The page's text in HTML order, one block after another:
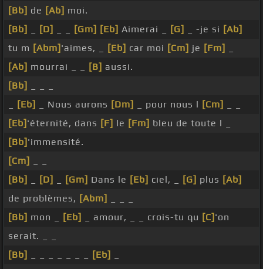
[Bb] de [Ab] moi.
[Bb]
[D] [Gm] [Eb] Aimerai _ [G] _ -je si [Ab]
tu m [Abm] 'aimes, _ [Eb] car moi [Cm] je [Fm]
[Ab] mourrai _ _ [B] aussi.
[Bb]
[Eb] _ Nous aurons [Dm] _ pour nous l [Cm]
[Eb] 'éternité, dans [F] le [Fm] bleu de toute l _
[Bb] 'immensité.
[Cm]
[Bb]
[D] [Gm] Dans le [Eb] ciel, _ [G] plus [Ab]
de problèmes, [Abm]
[Bb] mon _ [Eb] _ amour, _ _ crois-tu qu [C] 'on
serait. _ _
[Bb]
[Eb]